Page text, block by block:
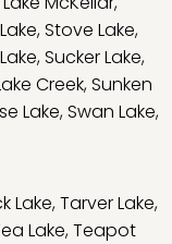
,Stove Lake,
,Sucker Lake,
Creek,Sunken
Lake,Swan Lake,
Lake,Tarver Lake,
Lake,Teapot